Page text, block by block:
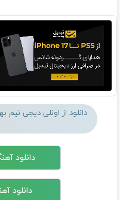
دانلود از اونلی دیجی
دانلود
دانلود